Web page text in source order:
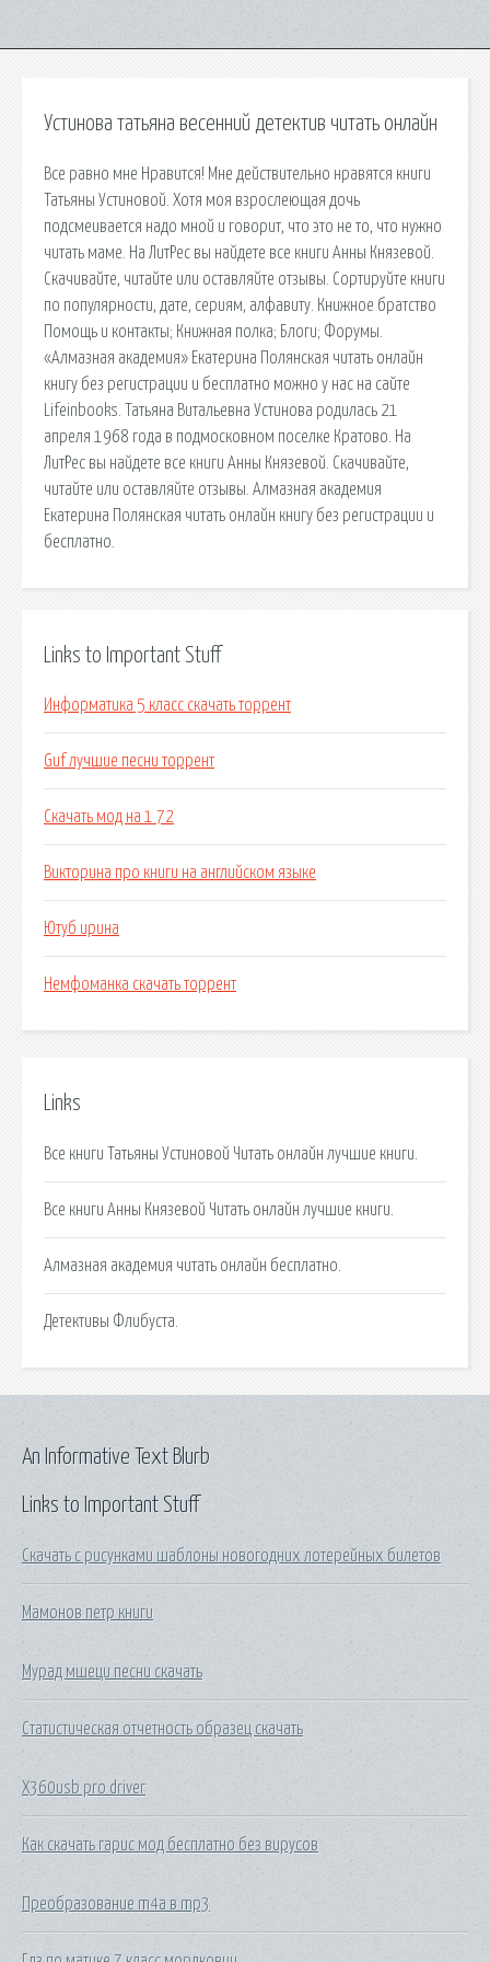
Устинова татьяна весенний детектив читать онлайн
Все равно мне Нравится! Мне действительно нравятся книги
Татьяны Устиновой. Хотя моя взрослеющая дочь
подсмеивается надо мной и говорит, что это не то, что нужно
читать маме. На ЛитРес вы найдете все книги Анны Князевой.
Скачивайте, читайте или оставляйте отзывы. Сортируйте книги
по популярности, дате, сериям, алфавиту. Книжное братство
Помощь и контакты; Книжная полка; Блоги; Форумы.
«Алмазная академия» Екатерина Полянская читать онлайн
книгу без регистрации и бесплатно можно у нас на сайте
Lifeinbooks. Татьяна Витальевна Устинова родилась 21
апреля 1968 года в подмосковном поселке Кратово. На
ЛитРес вы найдете все книги Анны Князевой. Скачивайте,
читайте или оставляйте отзывы. Алмазная академия
Екатерина Полянская читать онлайн книгу без регистрации и
бесплатно.
Links to Important Stuff
Информатика 5 класс скачать торрент
Guf лучшие песни торрент
Скачать мод на 1 72
Викторина про книги на английском языке
Ютуб ирина
Немфоманка скачать торрент
Links
Все книги Татьяны Устиновой Читать онлайн лучшие книги.
Все книги Анны Князевой Читать онлайн лучшие книги.
Алмазная академия читать онлайн бесплатно.
Детективы Флибуста.
Links to Important Stuff
Скачать с рисунками шаблоны новогодних лотерейных билетов
Мамонов петр книги
Мурад мшеци песни скачать
Статистическая отчетность образец скачать
X360usb pro driver
Как скачать гарис мод бесплатно без вирусов
Преобразование m4a в mp3
An Informative Text Blurb